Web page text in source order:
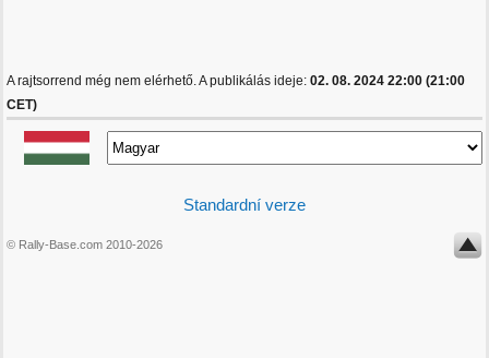
A rajtsorrend még nem elérhető. A publikálás ideje: 02. 08. 2024 22:00 (21:00
CET)
Standardní verze
© Rally-Base.com 2010-2026